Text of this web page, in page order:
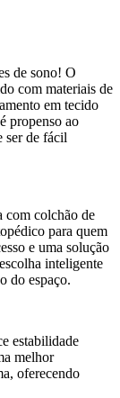
de sono! O
com materiais de
em tecido
propenso ao
ser de fácil
com colchão de
para quem
e uma solução
inteligente
do espaço.
estabilidade
melhor
oferecendo